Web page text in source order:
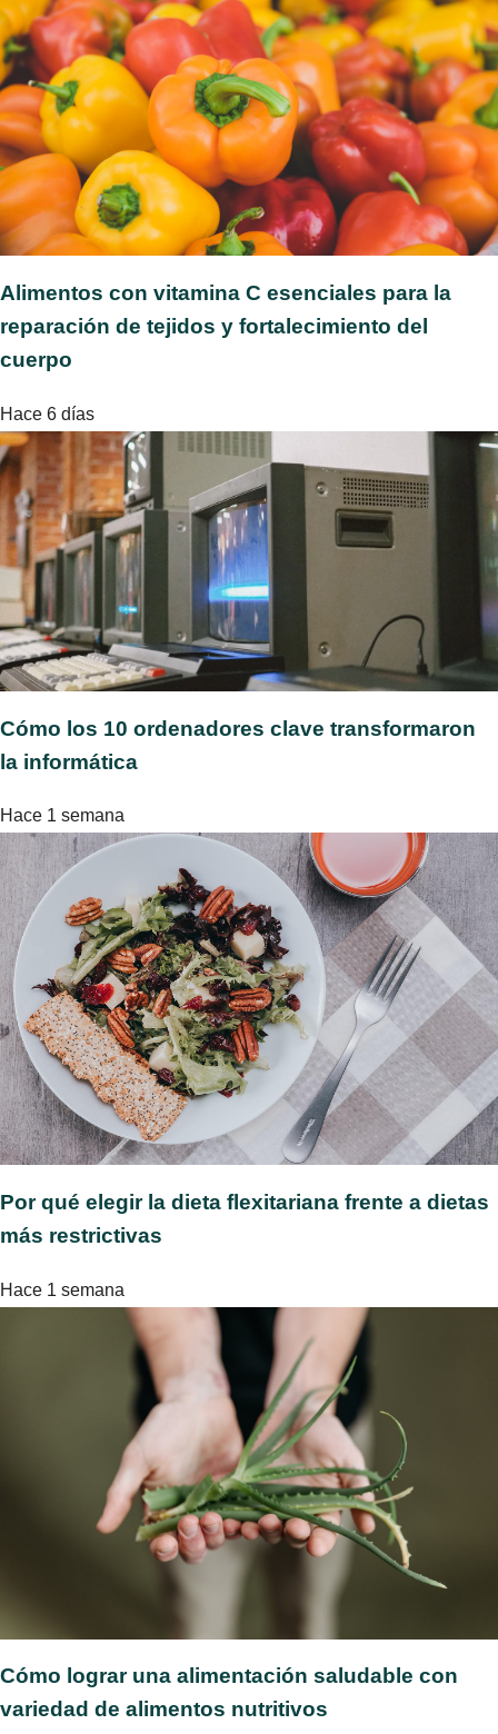
Alimentos con vitamina C esenciales para la
reparación de tejidos y fortalecimiento del
cuerpo
Hace 6 días
Cómo los 10 ordenadores clave transformaron
la informática
Hace 1 semana
Por qué elegir la dieta flexitariana frente a dietas
más restrictivas
Hace 1 semana
Cómo lograr una alimentación saludable con
variedad de alimentos nutritivos